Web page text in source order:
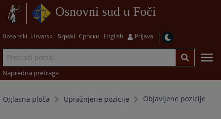
Osnovni sud u Foči
Bosanski Hrvatski Srpski Српски English Prijava
Napredna pretraga
Oglasna ploča Upražnjene pozicije Objavljene pozicije